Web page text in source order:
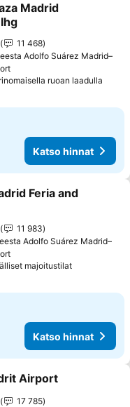
Madrid
11 468
Adolfo Suárez Madrid–
ruoan laadulla
Katso hinnat
Feria and
11 983
Adolfo Suárez Madrid–
majoitustilat
Katso hinnat
Airport
17 785